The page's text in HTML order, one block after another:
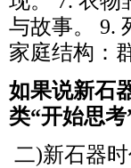
与故事。 9.
家庭结构：
如果说新石
类“开始思考
二)新石器